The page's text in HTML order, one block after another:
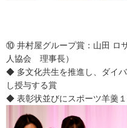
⑩ 井村屋グループ賞：山田 ロ
人協会 理事長）
◆ 多文化共生を推進し、ダイ
し授与する賞
◆ 表彰状並びにスポーツ羊羹